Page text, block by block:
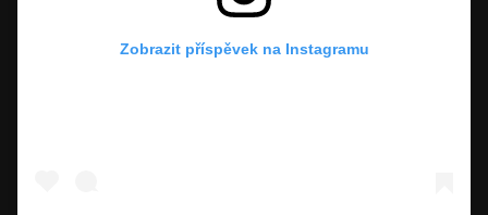
Zobrazit příspěvek na Instagramu